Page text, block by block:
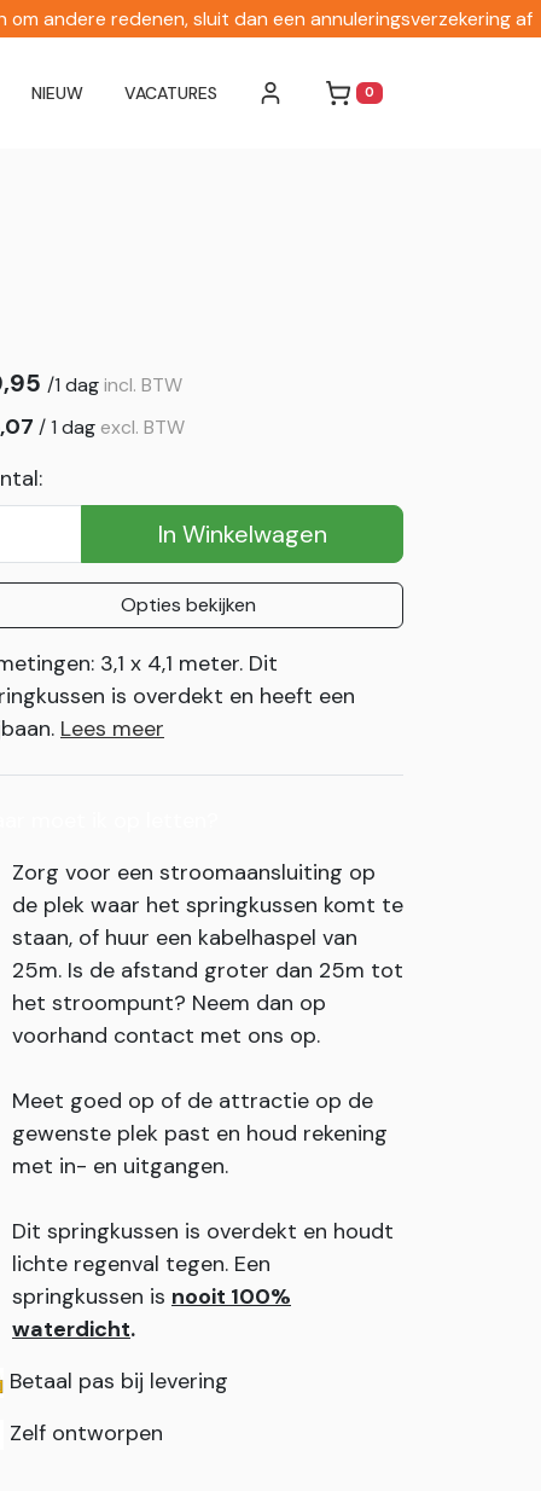
andere redenen, sluit dan een annuleringsverzekering af
NIEUW VACATURES WINKELWAGEN
0
/1 dagincl. BTW
/1 dag excl. BTW
In Winkelwagen
Opties bekijken
3,1 x 4,1 meter. Dit
is overdekt en heeft een
Lees meer
Zorg voor een stroomaansluiting op
de plek waar het springkussen komt te
staan, of huur een kabelhaspel van
25m. Is de afstand groter dan 25m tot
het stroompunt? Neem dan op
voorhand contact met ons op.
Meet goed op of de attractie op de
gewenste plek past en houd rekening
met in- en uitgangen.
Dit springkussen is overdekt en houdt
lichte regenval tegen. Een
springkussen is nooit 100%
waterdicht.
Betaal pas bij levering
Zelf ontworpen